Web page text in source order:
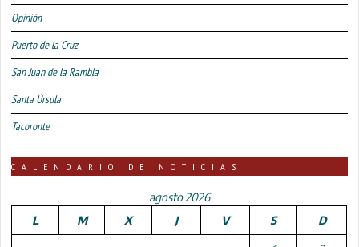
Opinión
Puerto de la Cruz
San Juan de la Rambla
Santa Úrsula
Tacoronte
CALENDARIO DE NOTICIAS
agosto 2026
L
M X J V S D